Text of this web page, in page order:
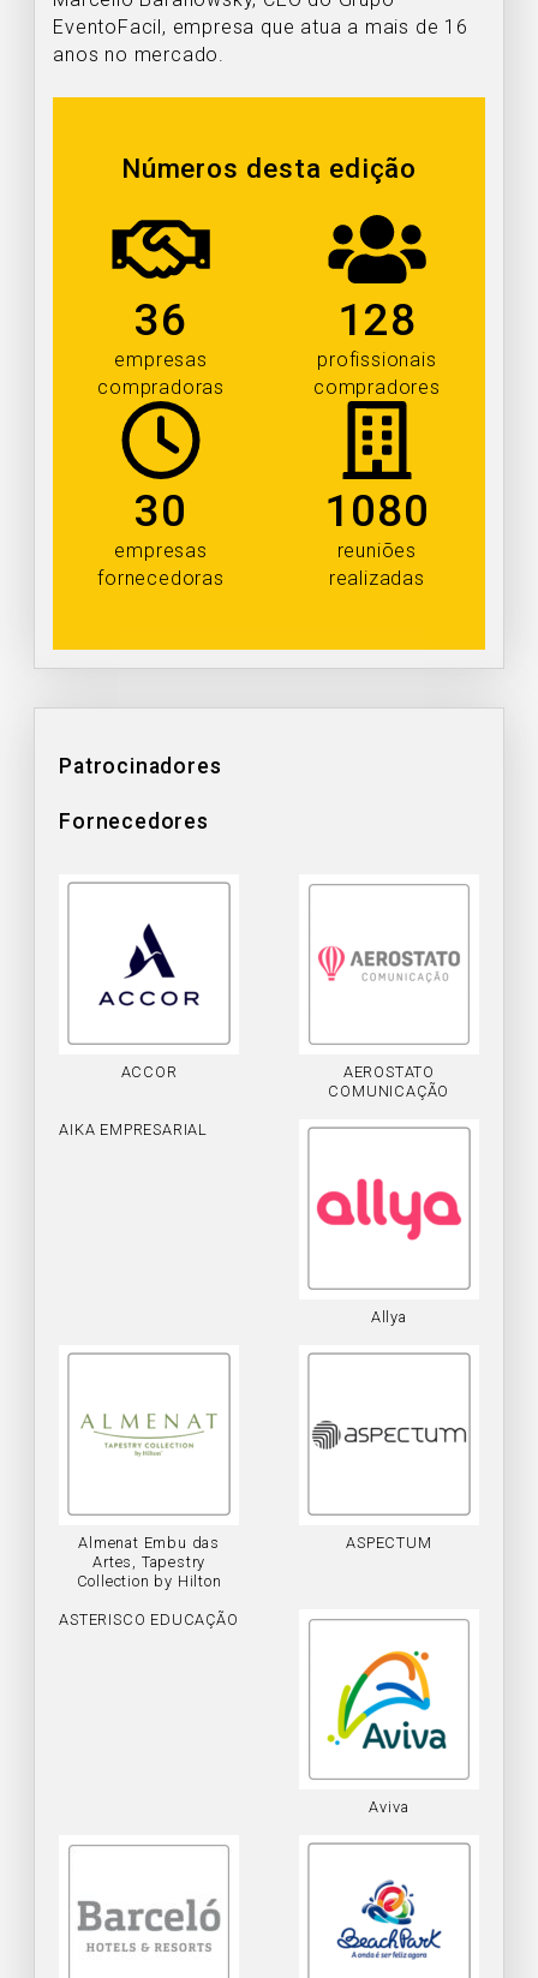
EventoFacil, empresa que atua a mais de 16
anos no mercado.
Números desta edição
36
empresas
compradoras
128
profissionais
compradores
30
empresas
fornecedoras
1080
reuniões
realizadas
Patrocinadores
Fornecedores
ACCOR
AEROSTATO
COMUNICAÇÃO
AIKA EMPRESARIAL
Allya
Almenat Embu das
Artes, Tapestry
Collection by Hilton
ASPECTUM
ASTERISCO EDUCAÇÃO
Aviva